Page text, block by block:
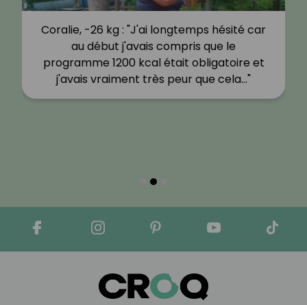
Coralie, -26 kg : "J'ai longtemps hésité car
au début j'avais compris que le
programme 1200 kcal était obligatoire et
j'avais vraiment très peur que cela…"